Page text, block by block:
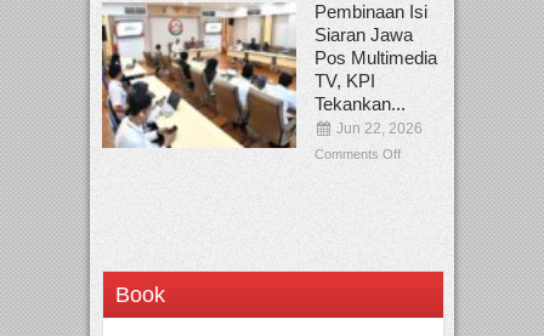
Pembinaan Isi
Siaran Jawa
Pos Multimedia
TV, KPI
Tekankan...
Jun 22, 2026
Comments Off
Book